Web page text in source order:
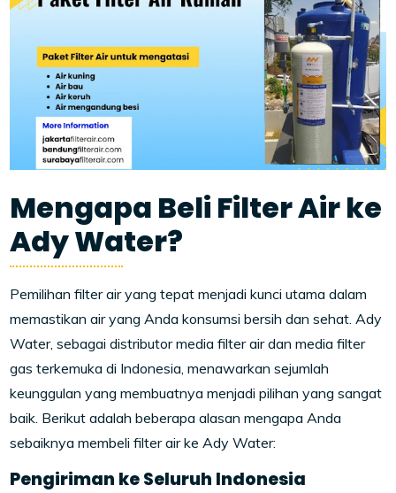
Mengapa Beli Filter Air ke
Ady Water?
Pemilihan filter air yang tepat menjadi kunci utama dalam
memastikan air yang Anda konsumsi bersih dan sehat. Ady
Water, sebagai distributor media filter air dan media filter
gas terkemuka di Indonesia, menawarkan sejumlah
keunggulan yang membuatnya menjadi pilihan yang sangat
baik. Berikut adalah beberapa alasan mengapa Anda
sebaiknya membeli filter air ke Ady Water:
Pengiriman ke Seluruh Indonesia